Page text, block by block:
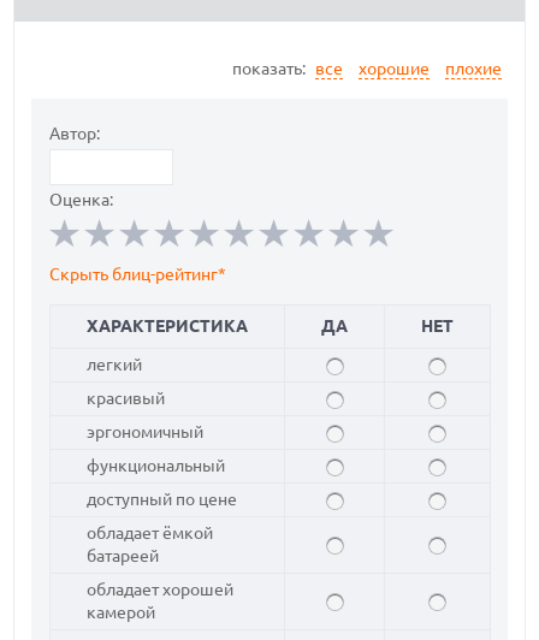
показать: все хорошие плохие
Автор:
Оценка:
Скрыть блиц-рейтинг*
ХАРАКТЕРИСТИКА ДА
НЕТ
легкий
красивый
эргономичный
функциональный
доступный по цене
обладает ёмкой
батареей
обладает хорошей
камерой